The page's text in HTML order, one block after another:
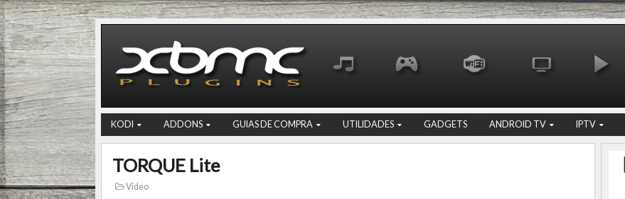
KODI ADDONS GUIAS DE COMPRA UTILIDADES GADGETS ANDROID TV IPTV
TORQUE Lite
Video